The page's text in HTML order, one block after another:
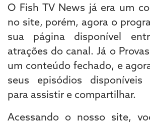
O Fish TV News já era um
no site, porém, agora o
sua página disponível
atrações do canal. Já o
um conteúdo fechado, e
seus episódios disponíveis
para assistir e compartilhar.
Acessando o nosso site,